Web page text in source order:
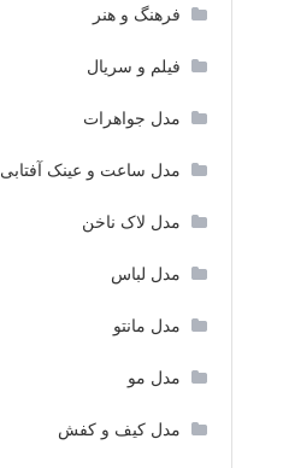
فرهنگ و هنر
فیلم و سریال
مدل جواهرات
مدل ساعت و عینک آفتابی
مدل لاک ناخن
مدل لباس
مدل مانتو
مدل مو
مدل کیف و کفش